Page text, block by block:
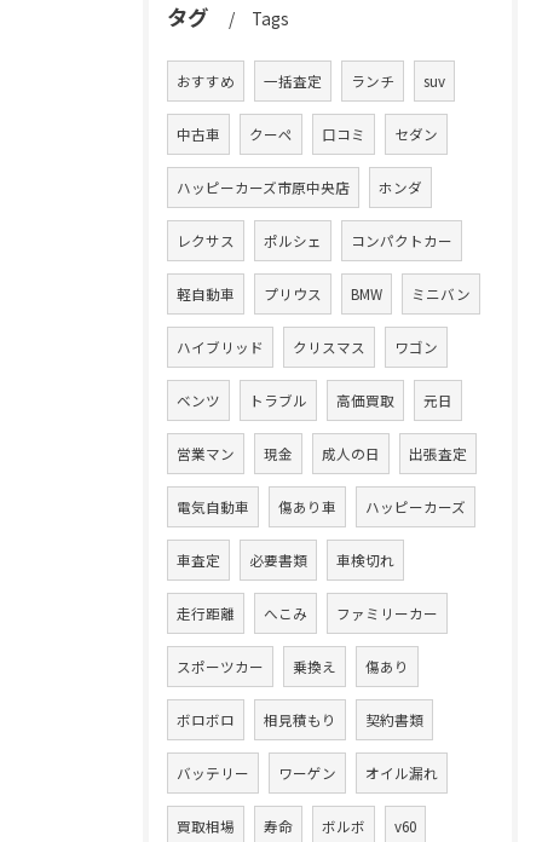
タグ Tags
おすすめ 一括査定 ランチ suv
中古車 クーペ 口コミ セダン
ハッピーカーズ市原中央店 ホンダ
レクサス ポルシェ コンパクトカー
軽自動車 プリウス BMW ミニバン
ハイブリッド クリスマス ワゴン
ベンツ トラブル 高価買取 元日
営業マン 現金 成人の日 出張査定
電気自動車 傷あり車 ハッピーカーズ
車査定 必要書類 車検切れ
走行距離 へこみ ファミリーカー
スポーツカー 乗換え 傷あり
ボロボロ 相見積もり 契約書類
バッテリー ワーゲン オイル漏れ
買取相場 寿命 ボルボ v60